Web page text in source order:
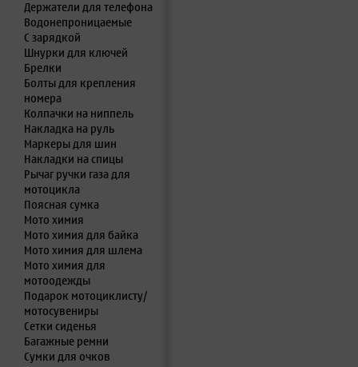
Держатели для телефона
Водонепроницаемые
С зарядкой
Шнурки для ключей
Брелки
Болты для крепления
номера
Колпачки на ниппель
Накладка на руль
Маркеры для шин
Накладки на спицы
Рычаг ручки газа для
мотоцикла
Поясная сумка
Мото химия
Мото химия для байка
Мото химия для шлема
Мото химия для
мотоодежды
Подарок мотоциклисту/
мотосувениры
Сетки сиденья
Багажные ремни
Сумки для очков